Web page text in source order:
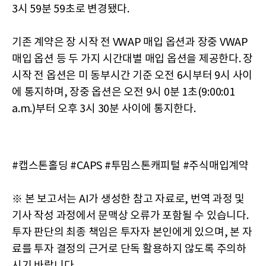
3시 59분 59초로 변경됐다.
기존 계약은 장 시작 전 VWAP 매입 옵션과 장중 VWAP
매입 옵션 등 두 가지 시간대별 매입 옵션을 제공한다. 장
시작 전 옵션은 미 동부시간 기준 오전 6시부터 9시 사이
에 통지하며, 장중 옵션은 오전 9시 0분 1초(9:00:01
a.m.)부터 오후 3시 30분 사이에 통지한다.
#캡스톤홀딩 #CAPS #투밈스톤캐피털 #주식매입계약
※ 본 보고서는 AI가 생성한 참고 자료로, 번역 과정 및
기사 작성 과정에서 문맥상 오류가 포함될 수 있습니다.
투자 판단의 최종 책임은 투자자 본인에게 있으며, 본 자
료를 투자 결정의 근거로 단독 활용하지 않도록 주의하